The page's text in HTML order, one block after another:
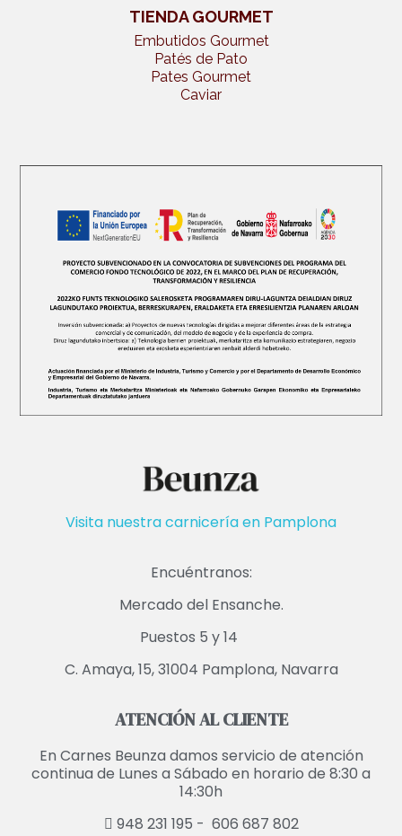
TIENDA GOURMET
Embutidos Gourmet
Patés de Pato
Pates Gourmet
Caviar
Visita nuestra carnicería en Pamplona
Encuéntranos:
Mercado del Ensanche.
Puestos 5 y 14
C. Amaya, 15, 31004 Pamplona, Navarra
ATENCIÓN AL CLIENTE
En Carnes Beunza damos servicio de atención
continua de Lunes a Sábado en horario de 8:30 a
14:30h
948 231 195 - 606 687 802